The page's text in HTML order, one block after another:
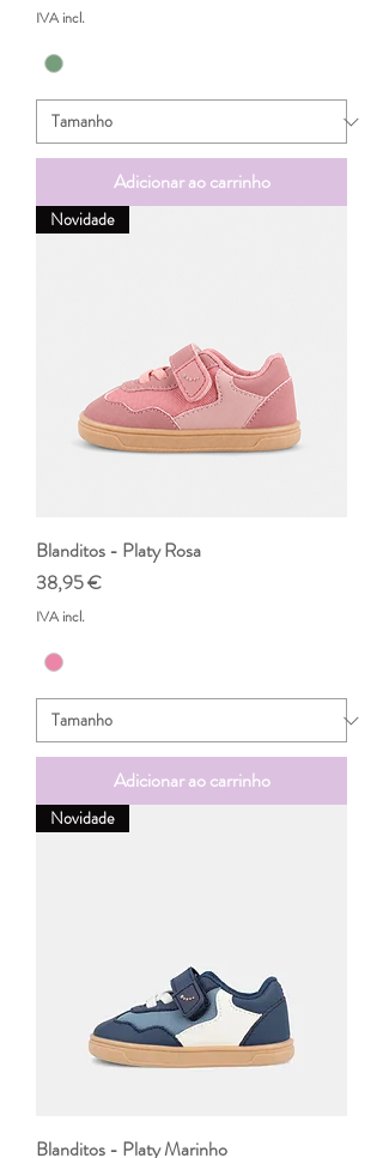
IVA incl.
Adicionar ao carrinho
Novidade
Blanditos - Platy Rosa
Preço
38,95 €
IVA incl.
Adicionar ao carrinho
Novidade
Blanditos - Platy Marinho